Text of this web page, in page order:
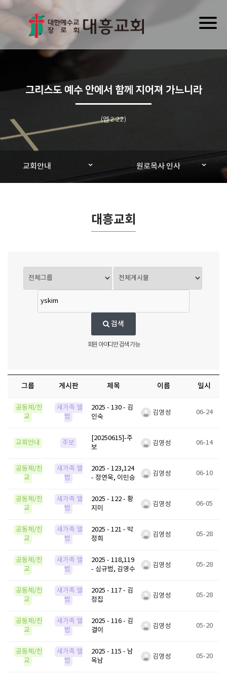
그리스도 예수 안에서 함께 지어져 가느니라
(엡 2:22)
교회안내 원로목사 인사
대흥교회
검색
회원 아이디만 검색 가능
그룹 게시판 제목 이름 일시
공동체/친
교
새가족 앨
범
2025 - 130 - 김
인숙
김영성 06-24
교회안내 주보
[20250615]-주
보
김영성 06-14
공동체/친
교
새가족 앨
범
2025 - 123,124
- 정연욱, 이민승
김영성 06-10
공동체/친
교
새가족 앨
범
2025 - 122 - 황
지미
김영성 06-05
공동체/친
교
새가족 앨
범
2025 - 121 - 박
정희
김영성 05-28
공동체/친
교
새가족 앨
범
2025 - 118,119
- 심규범, 김영수
김영성 05-28
공동체/친
교
새가족 앨
범
2025 - 117 - 김
정집
김영성 05-28
공동체/친
교
새가족 앨
범
2025 - 116 - 김
결이
김영성 05-20
공동체/친
교
새가족 앨
범
2025 - 115 - 남
옥남
김영성 05-20